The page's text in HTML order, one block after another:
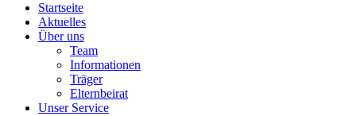
Startseite
Aktuelles
Über uns
Team
Informationen
Träger
Elternbeirat
Unser Service